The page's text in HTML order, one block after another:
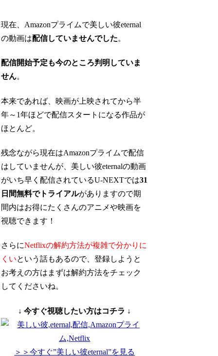
現在、Amazonプライムで美しい彼eternal
の動画は配信していませんでした。
配信開始予定も今のところ判明していま
せん。
本来であれば、映画が上映されてから半
年～1年ほどで配信スタートになる作品が
ほとんど。
残念ながら現在はAmazonプライムで配信
はしていませんが、美しい彼eternalの動画
がいち早く配信されているU-NEXTでは31
日間無料でトライアルがありますので期
間内はお得にたくさんのアニメや映画を
視聴できます！
さらにNetflixの解約方法が複雑で分かりに
くいという話もあるので、登録しようと
お考えの方はまずは解約方法をチェック
してくださいね。
↓ 今すぐ視聴したい方はコチラ ↓
＞＞今すぐ”美しい彼eternal”を見る